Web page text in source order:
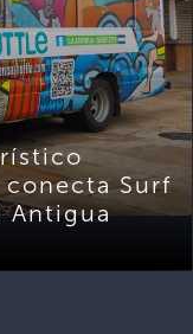
conecta Surf
Antigua